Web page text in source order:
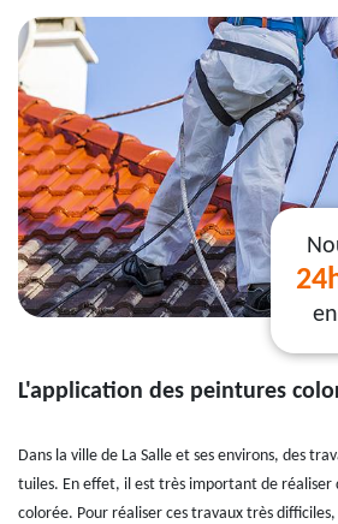
L'application des peintures
Dans la ville de La Salle et ses environs, des
tuiles. En effet, il est très important de réaliser
colorée. Pour réaliser ces travaux très